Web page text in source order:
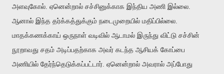
அளவுகோல். ஏனென்றால் சச்சினுக்காக இந்திய அணி இல்லை.
ஆனால் இந்த தர்க்கத்துக்கும் நடைமுறையில் மதிப்பில்லை.
மாதக்கணக்காய் ஒருநாள் வடிவில் ஆடாமல் இருந்து விட்டு சச்சின்
நூறாவது சதம் அடிப்பதற்காக அவர் கடந்த ஆசியக் கோப்பை
அணியில் தேர்ந்தெடுக்கப்பட்டார். ஏனென்றால் அவரால் அப்போது